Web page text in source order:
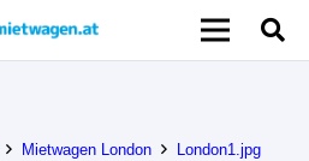
Mietwagen London London1.jpg